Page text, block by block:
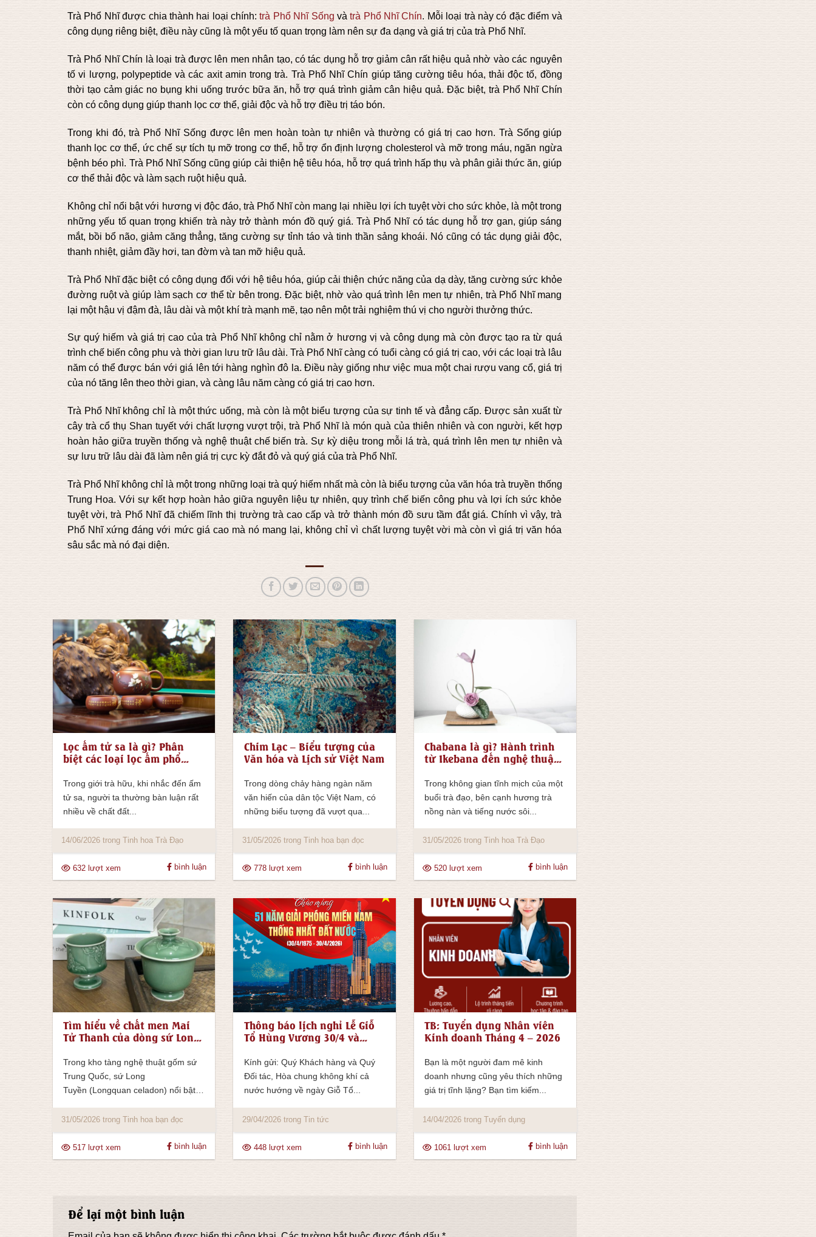
Trà Phổ Nhĩ được chia thành hai loại chính:trà Phổ Nhĩ Sống vàtrà Phổ Nhĩ Chín. Mỗi loại trà này có đặc điểm và
công dụng riêng biệt, điều này cũng là một yếu tố quan trọng làm nên sự đa dạng và giá trị của trà Phổ Nhĩ.
Trà Phổ Nhĩ Chín là loại trà được lên men nhân tạo, có tác dụng hỗ trợ giảm cân rất hiệu quả nhờ vào các nguyên
tố vi lượng, polypeptide và các axit amin trong trà. Trà Phổ Nhĩ Chín giúp tăng cường tiêu hóa, thải độc tố, đồng
thời tạo cảm giác no bụng khi uống trước bữa ăn, hỗ trợ quá trình giảm cân hiệu quả. Đặc biệt, trà Phổ Nhĩ Chín
còn có công dụng giúp thanh lọc cơ thể, giải độc và hỗ trợ điều trị táo bón.
Trong khi đó, trà Phổ Nhĩ Sống được lên men hoàn toàn tự nhiên và thường có giá trị cao hơn. Trà Sống giúp
thanh lọc cơ thể, ức chế sự tích tụ mỡ trong cơ thể, hỗ trợ ổn định lượng cholesterol và mỡ trong máu, ngăn ngừa
bệnh béo phì. Trà Phổ Nhĩ Sống cũng giúp cải thiện hệ tiêu hóa, hỗ trợ quá trình hấp thụ và phân giải thức ăn, giúp
cơ thể thải độc và làm sạch ruột hiệu quả.
Không chỉ nổi bật với hương vị độc đáo, trà Phổ Nhĩ còn mang lại nhiều lợi ích tuyệt vời cho sức khỏe, là một trong
những yếu tố quan trọng khiến trà này trở thành món đồ quý giá. Trà Phổ Nhĩ có tác dụng hỗ trợ gan, giúp sáng
mắt, bồi bổ não, giảm căng thẳng, tăng cường sự tỉnh táo và tinh thần sảng khoái. Nó cũng có tác dụng giải độc,
thanh nhiệt, giảm đầy hơi, tan đờm và tan mỡ hiệu quả.
Trà Phổ Nhĩ đặc biệt có công dụng đối với hệ tiêu hóa, giúp cải thiện chức năng của dạ dày, tăng cường sức khỏe
đường ruột và giúp làm sạch cơ thể từ bên trong. Đặc biệt, nhờ vào quá trình lên men tự nhiên, trà Phổ Nhĩ mang
lại một hậu vị đậm đà, lâu dài và một khí trà mạnh mẽ, tạo nên một trải nghiệm thú vị cho người thưởng thức.
Sự quý hiếm và giá trị cao của trà Phổ Nhĩ không chỉ nằm ở hương vị và công dụng mà còn được tạo ra từ quá
trình chế biến công phu và thời gian lưu trữ lâu dài. Trà Phổ Nhĩ càng có tuổi càng có giá trị cao, với các loại trà lâu
năm có thể được bán với giá lên tới hàng nghìn đô la. Điều này giống như việc mua một chai rượu vang cổ, giá trị
của nó tăng lên theo thời gian, và càng lâu năm càng có giá trị cao hơn.
Trà Phổ Nhĩ không chỉ là một thức uống, mà còn là một biểu tượng của sự tinh tế và đẳng cấp. Được sản xuất từ
cây trà cổ thụ Shan tuyết với chất lượng vượt trội, trà Phổ Nhĩ là món quà của thiên nhiên và con người, kết hợp
hoàn hảo giữa truyền thống và nghệ thuật chế biến trà. Sự kỳ diệu trong mỗi lá trà, quá trình lên men tự nhiên và
sự lưu trữ lâu dài đã làm nên giá trị cực kỳ đắt đỏ và quý giá của trà Phổ Nhĩ.
Trà Phổ Nhĩ không chỉ là một trong những loại trà quý hiếm nhất mà còn là biểu tượng của văn hóa trà truyền thống
Trung Hoa. Với sự kết hợp hoàn hảo giữa nguyên liệu tự nhiên, quy trình chế biến công phu và lợi ích sức khỏe
tuyệt vời, trà Phổ Nhĩ đã chiếm lĩnh thị trường trà cao cấp và trở thành món đồ sưu tầm đắt giá. Chính vì vậy, trà
Phổ Nhĩ xứng đáng với mức giá cao mà nó mang lại, không chỉ vì chất lượng tuyệt vời mà còn vì giá trị văn hóa
sâu sắc mà nó đại diện.
Lọc ấm tử sa là gì? Phân
biệt các loại lọc ấm phổ
Trong giới trà hữu, khi nhắc đến ấm
tử sa, người ta thường bàn luận rất
nhiều về chất đất...
14/06/2026 trong Tinh hoa Trà Đạo
632 lượt xem bình luận
Chim Lạc – Biểu tượng của
Văn hóa và Lịch sử Việt Nam
Trong dòng chảy hàng ngàn năm
văn hiến của dân tộc Việt Nam, có
những biểu tượng đã vượt qua...
31/05/2026 trong Tinh hoa bạn đọc
778 lượt xem bình luận
Chabana là gì? Hành trình
từ Ikebana đến nghệ thuật
Trong không gian tĩnh mịch của một
buổi trà đạo, bên cạnh hương trà
nồng nàn và tiếng nước sôi...
31/05/2026 trong Tinh hoa Trà Đạo
520 lượt xem bình luận
Tìm hiểu về chất men Mai
Tử Thanh của dòng sứ Long
Trong kho tàng nghệ thuật gốm sứ
Trung Quốc, sứ Long
Tuyền (Longquan celadon) nổi bật
31/05/2026 trong Tinh hoa bạn đọc
517 lượt xem bình luận
Thông báo lịch nghỉ Lễ Giỗ
Tổ Hùng Vương 30/4 và
2026
Kính gửi: Quý Khách hàng và Quý
Đối tác, Hòa chung không khí cả
nước hướng về ngày Giỗ Tổ...
29/04/2026 trong Tin tức
448 lượt xem bình luận
TB: Tuyển dụng Nhân viên
Kinh doanh Tháng 4 – 2026
Bạn là một người đam mê kinh
doanh nhưng cũng yêu thích những
giá trị tĩnh lặng? Bạn tìm kiếm...
14/04/2026 trong Tuyển dụng
1061 lượt xem bình luận
Để lại một bình luận